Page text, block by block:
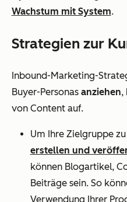
Wachstum mit System.
Strategien zur
Inbound-Marketing-
Buyer-Personas anziehen,
von Content auf.
Um Ihre Zielgruppe
erstellen und
können Blogartikel,
Beiträge sein. So
Verwendung Ihrer